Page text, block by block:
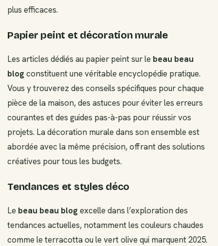
plus efficaces.
Papier peint et décoration murale
Les articles dédiés au papier peint sur le beau beau
blog constituent une véritable encyclopédie pratique.
Vous y trouverez des conseils spécifiques pour chaque
pièce de la maison, des astuces pour éviter les erreurs
courantes et des guides pas-à-pas pour réussir vos
projets. La décoration murale dans son ensemble est
abordée avec la même précision, offrant des solutions
créatives pour tous les budgets.
Tendances et styles déco
Le beau beau blog excelle dans l’exploration des
tendances actuelles, notamment les couleurs chaudes
comme le terracotta ou le vert olive qui marquent 2025.